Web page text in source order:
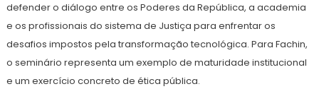
defender o diálogo entre os Poderes da República, a academia
e os profissionais do sistema de Justiça para enfrentar os
desafios impostos pela transformação tecnológica. Para Fachin,
o seminário representa um exemplo de maturidade institucional
e um exercício concreto de ética pública.